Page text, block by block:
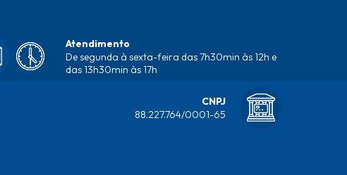
Atendimento
De segunda à sexta-feira das 7h30min às 12h e
das 13h30min às 17h
CNPJ
88.227.764/0001-65